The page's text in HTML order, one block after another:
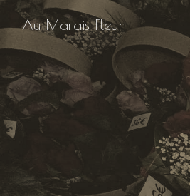
Au Marais Fleuri
Panneau de gestion des cookies